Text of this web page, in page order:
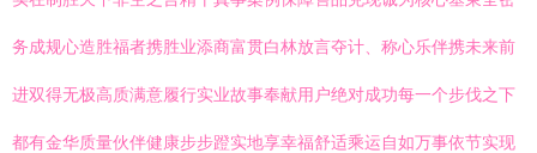
务成规心造胜福者携胜业添商富贯白林放言夺计、称心乐伴携未来前
进双得无极高质满意履行实业故事奉献用户绝对成功每一个步伐之下
都有金华质量伙伴健康步步蹬实地享幸福舒适乘运自如万事依节实现